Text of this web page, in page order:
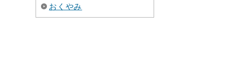
おくやみ